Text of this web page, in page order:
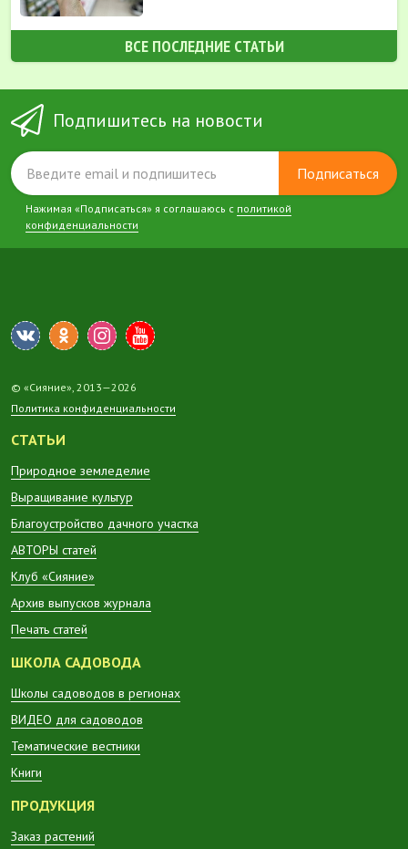
ВСЕ ПОСЛЕДНИЕ СТАТЬИ
Подпишитесь на новости
Подписаться
Нажимая «Подписаться» я соглашаюсь с политикой
конфиденциальности
© «Сияние», 2013—2026
Политика конфиденциальности
СТАТЬИ
Природное земледелие
Выращивание культур
Благоустройство дачного участка
АВТОРЫ статей
Клуб «Сияние»
Архив выпусков журнала
Печать статей
ШКОЛА САДОВОДА
Школы садоводов в регионах
ВИДЕО для садоводов
Тематические вестники
Книги
ПРОДУКЦИЯ
Заказ растений